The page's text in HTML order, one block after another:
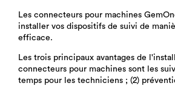
Les connecteurs pour machines
installer vos dispositifs de suivi de
efficace.
Les trois principaux avantages de
connecteurs pour machines sont les
temps pour les techniciens ; (2)